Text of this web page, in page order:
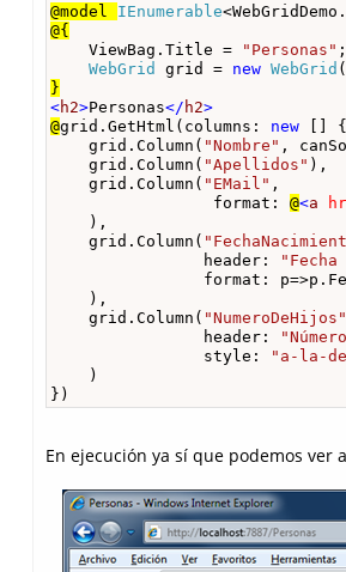
@model IEnumerable
@{
ViewBag.Title =
"Personas" ;
WebGrid
grid = new WebGrid
}
<h2>Personas</ h2>
@grid.GetHtml(columns: new [] {
grid.Column( "Nombre" ,
grid.Column( "Apellidos" ),
grid.Column( "EMail" ,
format: @<a
),
grid.Column(
header:
format:
),
grid.Column( "NumeroDeHijos"
header:
style:
"a-la-
)
})
En ejecución ya sí que podemos ver